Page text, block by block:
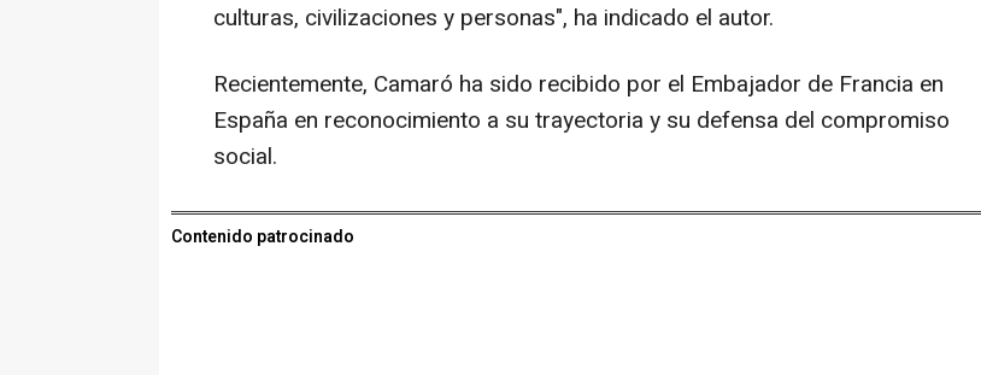
culturas, civilizaciones y personas", ha indicado el autor.
Recientemente, Camaró ha sido recibido por el Embajador de Francia en
España en reconocimiento a su trayectoria y su defensa del compromiso
social.
Contenido patrocinado